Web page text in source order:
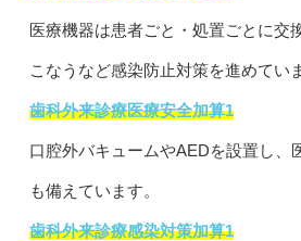
医療機器は患者ごと・処置ごとに交
こなうなど感染防止対策を進めてい
歯科外来診療医療安全加算1
口腔外バキュームやAEDを設置し、
も備えています。
歯科外来診療感染対策加算1